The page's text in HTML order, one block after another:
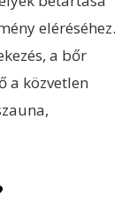
eléréséhez.
a bőr
a közvetlen